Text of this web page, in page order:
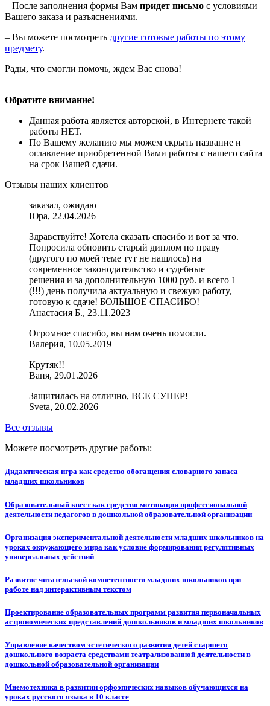
– После заполнения формы Вам придет письмо с условиями
Вашего заказа и разъяснениями.
– Вы можете посмотреть другие готовые работы по этому
предмету.
Рады, что смогли помочь, ждем Вас снова!
Обратите внимание!
Данная работа является авторской, в Интернете такой
работы НЕТ.
По Вашему желанию мы можем скрыть название и
оглавление приобретенной Вами работы с нашего сайта
на срок Вашей сдачи.
Отзывы наших клиентов
заказал, ожидаю
Юра, 22.04.2026
Здравствуйте! Хотела сказать спасибо и вот за что.
Попросила обновить старый диплом по праву
(другого по моей теме тут не нашлось) на
современное законодательство и судебные
решения и за дополнительную 1000 руб. и всего 1
(!!!) день получила актуальную и свежую работу,
готовую к сдаче! БОЛЬШОЕ СПАСИБО!
Анастасия Б., 23.11.2023
Огромное спасибо, вы нам очень помогли.
Валерия, 10.05.2019
Крутяк!!
Ваня, 29.01.2026
Защитилась на отлично, ВСЕ СУПЕР!
Sveta, 20.02.2026
Все отзывы
Можете посмотреть другие работы:
Дидактическая игра как средство обогащения словарного запаса
младших школьников
Образовательный квест как средство мотивации профессиональной
деятельности педагогов в дошкольной образовательной организации
Организация экспериментальной деятельности младших школьников на
уроках окружающего мира как условие формирования регулятивных
универсальных действий
Развитие читательской компетентности младших школьников при
работе над интерактивным текстом
Проектирование образовательных программ развития первоначальных
астрономических представлений дошкольников и младших школьников
Управление качеством эстетического развития детей старшего
дошкольного возраста средствами театрализованной деятельности в
дошкольной образовательной организации
Мнемотехника в развитии орфоэпических навыков обучающихся на
уроках русского языка в 10 классе